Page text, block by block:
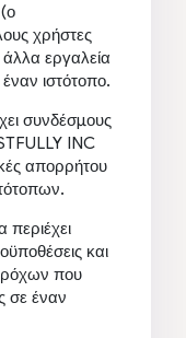
χρήστες
εργαλεία
ιστότοπο.
συνδέσμους
INC
απορρήτου
περιέχει
και
που
σε έναν